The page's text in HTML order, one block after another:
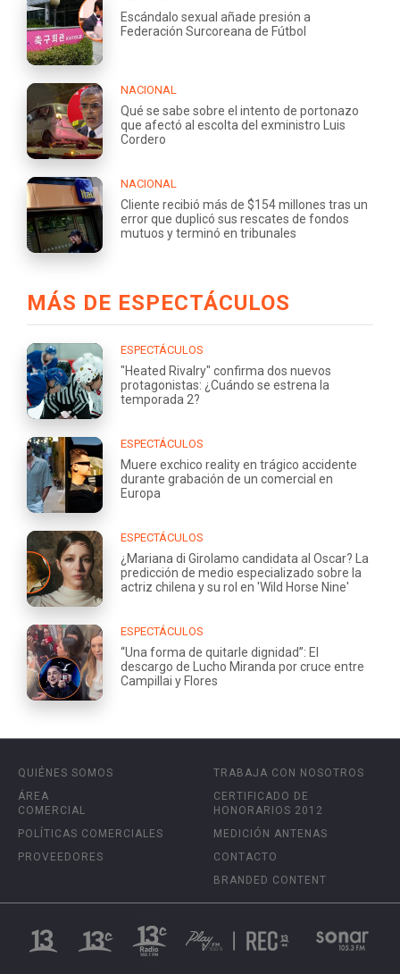
Escándalo sexual añade presión a
Federación Surcoreana de Fútbol
NACIONAL
Qué se sabe sobre el intento de portonazo
que afectó al escolta del exministro Luis
Cordero
NACIONAL
Cliente recibió más de $154 millones tras un
error que duplicó sus rescates de fondos
mutuos y terminó en tribunales
MÁS DE ESPECTÁCULOS
ESPECTÁCULOS
"Heated Rivalry" confirma dos nuevos
protagonistas: ¿Cuándo se estrena la
temporada 2?
ESPECTÁCULOS
Muere exchico reality en trágico accidente
durante grabación de un comercial en
Europa
ESPECTÁCULOS
¿Mariana di Girolamo candidata al Oscar? La
predicción de medio especializado sobre la
actriz chilena y su rol en 'Wild Horse Nine'
ESPECTÁCULOS
“Una forma de quitarle dignidad”: El
descargo de Lucho Miranda por cruce entre
Campillai y Flores
QUIÉNES SOMOS
ÁREA
COMERCIAL
POLÍTICAS COMERCIALES
PROVEEDORES
TRABAJA CON NOSOTROS
CERTIFICADO DE
HONORARIOS 2012
MEDICIÓN ANTENAS
CONTACTO
BRANDED CONTENT